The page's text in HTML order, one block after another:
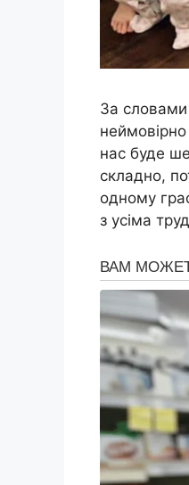
За
нас буде
складно,
одному
з усіма